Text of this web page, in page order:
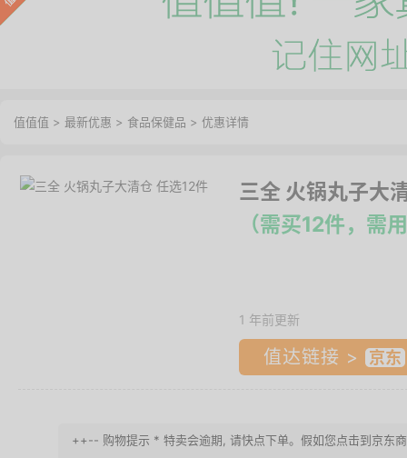
值值值 > 最新优惠 > 食品保健品 > 优惠详情
三全 火锅丸子大
（需买12件，需
1 年前更新
值达链接 >
++-- 购物提示 * 特卖会逾期, 请快点下单。假如您点击到京东